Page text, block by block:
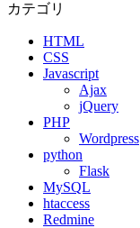
カテゴリ
HTML
CSS
Javascript
Ajax
jQuery
PHP
Wordpress
python
Flask
MySQL
htaccess
Redmine